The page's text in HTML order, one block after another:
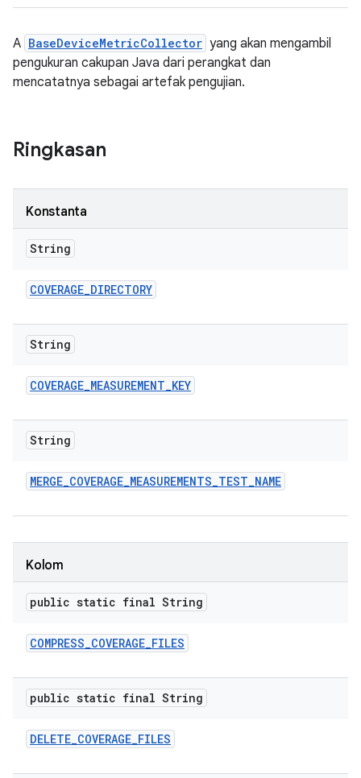
A BaseDeviceMetricCollector yang akan mengambil
pengukuran cakupan Java dari perangkat dan
mencatatnya sebagai artefak pengujian.
Ringkasan
Konstanta
String
COVERAGE_DIRECTORY
String
COVERAGE_MEASUREMENT_KEY
String
MERGE_COVERAGE_MEASUREMENTS_TEST_NAME
Kolom
public static final String
COMPRESS_COVERAGE_FILES
public static final String
DELETE_COVERAGE_FILES